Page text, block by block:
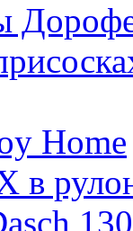
Home
в